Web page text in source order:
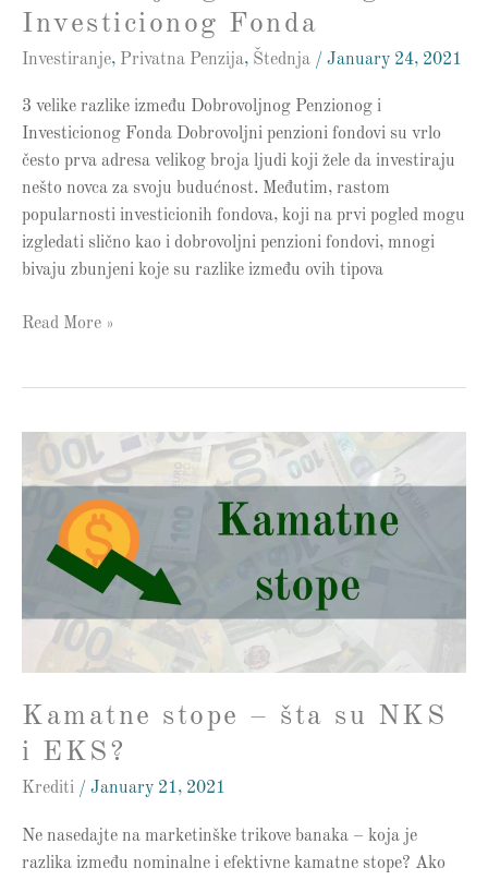
Investicionog Fonda
Investiranje, Privatna Penzija, Štednja / January 24, 2021
3 velike razlike između Dobrovoljnog Penzionog i
Investicionog Fonda Dobrovoljni penzioni fondovi su vrlo
često prva adresa velikog broja ljudi koji žele da investiraju
nešto novca za svoju budućnost. Međutim, rastom
popularnosti investicionih fondova, koji na prvi pogled mogu
izgledati slično kao i dobrovoljni penzioni fondovi, mnogi
bivaju zbunjeni koje su razlike između ovih tipova
Read More »
Kamatne stope – šta su NKS
i EKS?
Krediti / January 21, 2021
Ne nasedajte na marketinške trikove banaka – koja je
razlika između nominalne i efektivne kamatne stope? Ako
Kamatne
stope
EKS?